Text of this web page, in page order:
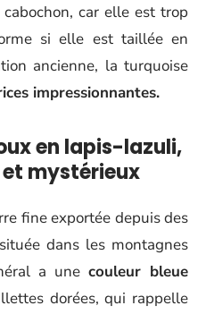
car elle est trop
si elle est taillée en
ancienne, la turquoise
impressionnantes.
en lapis-lazuli,
mystérieux
fine exportée depuis des
dans les montagnes
a une couleur bleue
dorées, qui rappelle